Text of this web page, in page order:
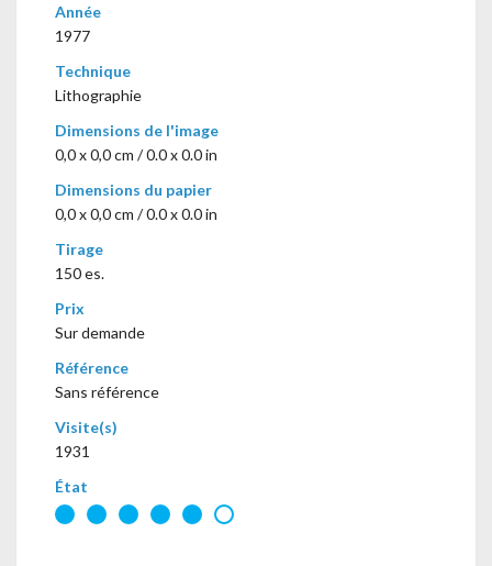
Année
1977
Technique
Lithographie
Dimensions de l'image
0,0 x 0,0 cm / 0.0 x 0.0 in
Dimensions du papier
0,0 x 0,0 cm / 0.0 x 0.0 in
Tirage
150 es.
Prix
Sur demande
Référence
Sans référence
Visite(s)
1931
État